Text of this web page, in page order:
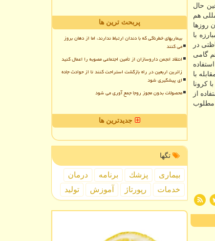
حال
هم
روزها
با
در
گامی
با
کرونا
از
مطلوب
پربحث ترین ها
بیماریهای خطرناکی که با دندان ارتباط ندارند، اما از دهان بروز
می کنند
انتقاد انجمن داروسازان از تأمین اجتماعی مصوبه را اعمال کنید
زائرین اربعین در راه بازگشت استراحت کنند تا از حوادث جاده
ای پیشگیری شود
محصولات بدون مجوز روجا جمع آوری می شود
جدیدترین ها
تگها
بیماری پزشك برنامه
درمان
خدمات
رپورتاژ آموزش تولید